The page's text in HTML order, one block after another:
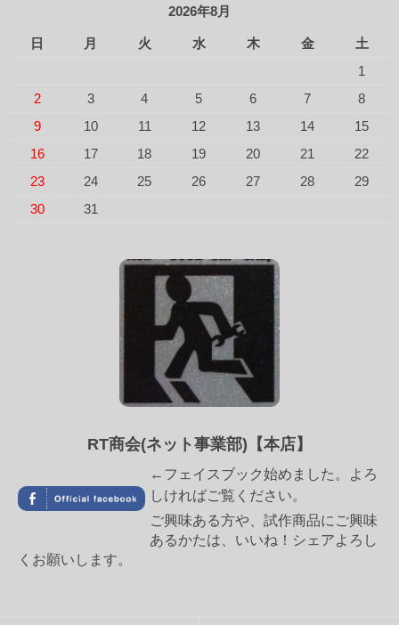
2026年8月
日 月 火 水 木 金
土
1
2
3 4 5 6 7
8
9
10 11 12 13 14
15
16
17 18 19 20 21
22
23
24 25 26 27 28
29
30
31
RT商会(ネット事業部)【本店】
←フェイスブック始めました。よろ
しければご覧ください。
ご興味ある方や、試作商品にご興味
あるかたは、いいね！シェアよろし
くお願いします。